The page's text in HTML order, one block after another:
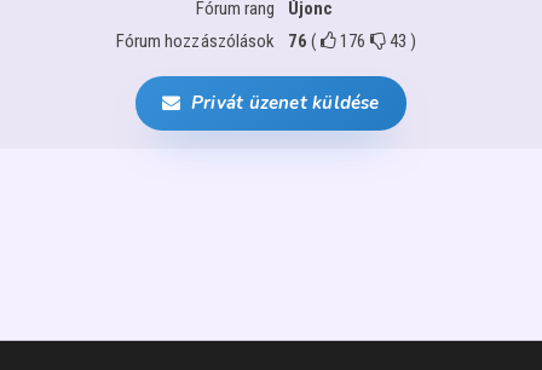
Fórum rang
Újonc
Fórum hozzászólások
76 ( 176 43 )
Privát üzenet küldése